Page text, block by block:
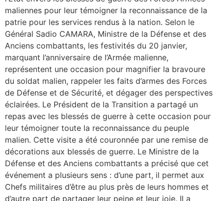
maliennes pour leur témoigner la reconnaissance de la
patrie pour les services rendus à la nation. Selon le
Général Sadio CAMARA, Ministre de la Défense et des
Anciens combattants, les festivités du 20 janvier,
marquant l’anniversaire de l’Armée malienne,
représentent une occasion pour magnifier la bravoure
du soldat malien, rappeler les faits d’armes des Forces
de Défense et de Sécurité, et dégager des perspectives
éclairées. Le Président de la Transition a partagé un
repas avec les blessés de guerre à cette occasion pour
leur témoigner toute la reconnaissance du peuple
malien. Cette visite a été couronnée par une remise de
décorations aux blessés de guerre. Le Ministre de la
Défense et des Anciens combattants a précisé que cet
événement a plusieurs sens : d’une part, il permet aux
Chefs militaires d’être au plus près de leurs hommes et
d’autre part de partager leur peine et leur joie. Il a